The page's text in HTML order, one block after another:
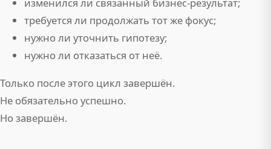
требуется ли продолжать тот же фокус;
нужно ли уточнить гипотезу;
нужно ли отказаться от неё.
Только после этого цикл завершён.
Не обязательно успешно.
Но завершён.